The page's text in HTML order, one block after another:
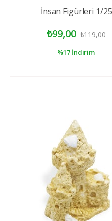
İnsan Figürleri 1/25
₺99,00 ₺119,00
%17 İndirim